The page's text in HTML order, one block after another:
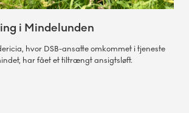
i Mindelunden
hvor DSB-ansatte omkommet i tjeneste
har fået et tiltrængt ansigtsløft.